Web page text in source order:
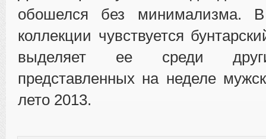
обошелся без минимализма.
коллекции чувствуется
выделяет ее среди
представленных на неделе
лето 2013.